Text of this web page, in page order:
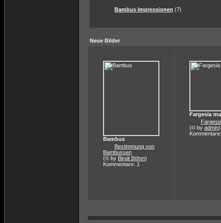
Bambus Impressionen (7)
Neue Bilder
Bambus
Bestimmung von
Bambussen
(© by Birgit Böhm)
Kommentare: 1
Fargesia
(© by admin)